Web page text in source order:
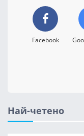
Facebook
Най-четено